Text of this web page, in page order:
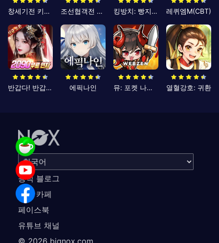
창세기전 키우기 조선협객전 클래식 킹방치: 빵지의 제왕 레퀴엠M(CBT)
반갑다! 반갑삼국지 에픽나인 뮤: 포켓 나이츠 열혈강호: 귀환
공식 블로그
공식 카페
페이스북
유튜브 채널
© 2026 bignox.com